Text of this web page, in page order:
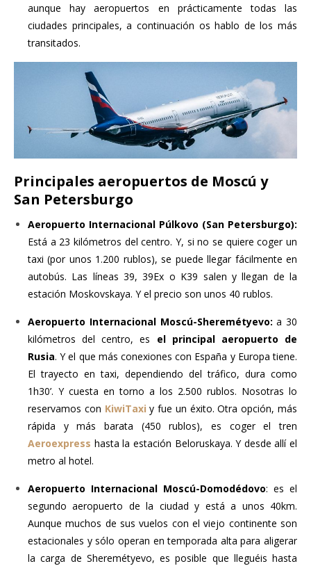
aunque hay aeropuertos en prácticamente todas las
ciudades principales, a continuación os hablo de los más
transitados.
Principales aeropuertos de Moscú y
San Petersburgo
Aeropuerto Internacional Púlkovo (San Petersburgo):
Está a 23 kilómetros del centro. Y, si no se quiere coger un
taxi (por unos 1.200 rublos), se puede llegar fácilmente en
autobús. Las líneas 39, 39Ex o K39 salen y llegan de la
estación Moskovskaya. Y el precio son unos 40 rublos.
Aeropuerto Internacional Moscú-Sheremétyevo: a 30
kilómetros del centro, es el principal aeropuerto de
Rusia. Y el que más conexiones con España y Europa tiene.
El trayecto en taxi, dependiendo del tráfico, dura como
1h30’. Y cuesta en torno a los 2.500 rublos. Nosotras lo
reservamos con KiwiTaxi y fue un éxito. Otra opción, más
rápida y más barata (450 rublos), es coger el tren
Aeroexpress hasta la estación Beloruskaya. Y desde allí el
metro al hotel.
Aeropuerto Internacional Moscú-Domodédovo: es el
segundo aeropuerto de la ciudad y está a unos 40km.
Aunque muchos de sus vuelos con el viejo continente son
estacionales y sólo operan en temporada alta para aligerar
la carga de Sheremétyevo, es posible que lleguéis hasta